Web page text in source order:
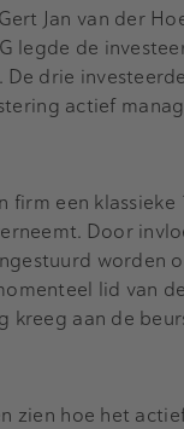
Jan van der
legde de
drie
actief
een klassieke
Door
worden
lid van
aan de
zien hoe het